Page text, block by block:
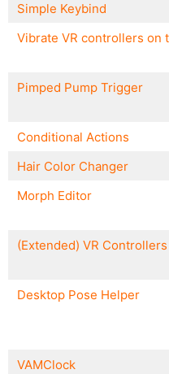
Simple Keybind
Vibrate VR controllers on
Pimped Pump Trigger
Conditional Actions
Hair Color Changer
Morph Editor
(Extended) VR Controllers
Desktop Pose Helper
VAMClock